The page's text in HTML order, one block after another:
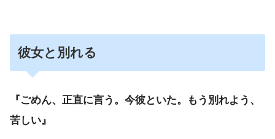
彼女と別れる
『ごめん、正直に言う。今彼といた。もう別れよう、
苦しい』